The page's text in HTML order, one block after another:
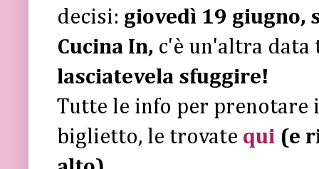
decisi: giovedì 19 giugno,
Cucina In, c'è un'altra
lasciatevela sfuggire!
Tutte le info per prenotare
biglietto, le trovate qui (e